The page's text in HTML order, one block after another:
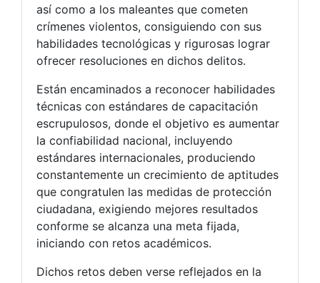
así como a los maleantes que cometen
crímenes violentos, consiguiendo con sus
habilidades tecnológicas y rigurosas lograr
ofrecer resoluciones en dichos delitos.
Están encaminados a reconocer habilidades
técnicas con estándares de capacitación
escrupulosos, donde el objetivo es aumentar
la confiabilidad nacional, incluyendo
estándares internacionales, produciendo
constantemente un crecimiento de aptitudes
que congratulen las medidas de protección
ciudadana, exigiendo mejores resultados
conforme se alcanza una meta fijada,
iniciando con retos académicos.
Dichos retos deben verse reflejados en la